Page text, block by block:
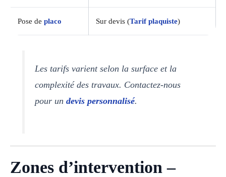
Pose de placo Sur devis (Tarif plaquiste)
Les tarifs varient selon la surface et la
complexité des travaux. Contactez-nous
pour undevis personnalisé.
Zones d’intervention –